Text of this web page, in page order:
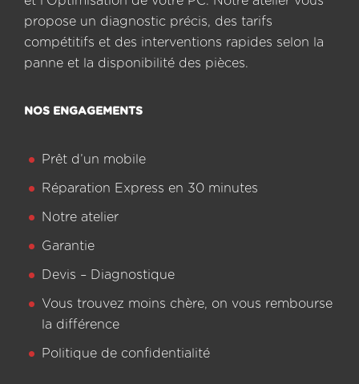
propose un diagnostic précis, des tarifs
compétitifs et des interventions rapides selon la
panne et la disponibilité des pièces.
NOS ENGAGEMENTS
Prêt d’un mobile
Réparation Express en 30 minutes
Notre atelier
Garantie
Devis – Diagnostique
Vous trouvez moins chère, on vous rembourse
la différence
Politique de confidentialité